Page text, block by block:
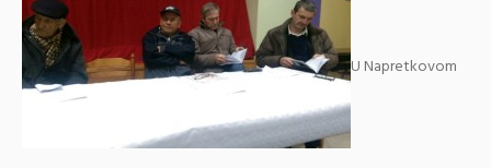
U Napretkovom